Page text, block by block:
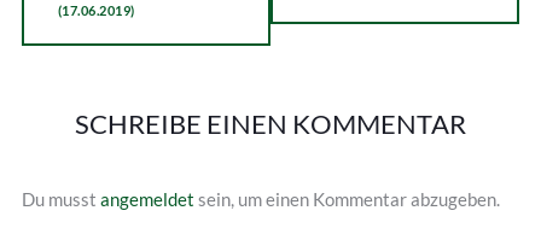
(17.06.2019)
SCHREIBE EINEN KOMMENTAR
Du musst angemeldet sein, um einen Kommentar abzugeben.